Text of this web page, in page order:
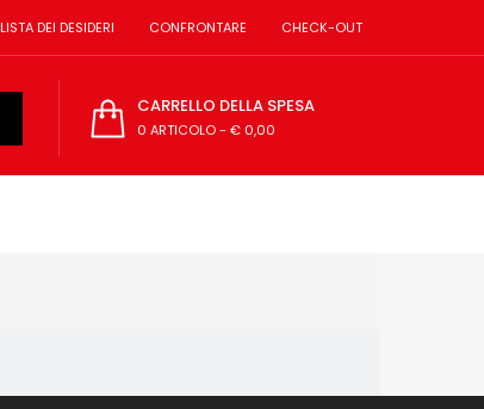
LISTA DEI DESIDERI CONFRONTARE CHECK-OUT
CARRELLO DELLA SPESA
0 ARTICOLO- € 0,00